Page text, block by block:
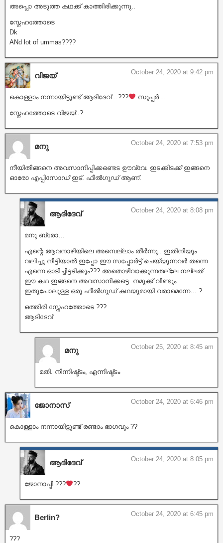
അപ്പൊ അടുത്ത കഥക്ക് കാത്തിരിക്കുന്നു..
സ്നേഹത്തോടെ
Dk
ANd lot of ummas????
വിജയ് October 24, 2020 at 9:42 pm
കൊള്ളാം നന്നായിട്ടുണ്ട് ആദിദേവ്…??? സൂപ്പർ…
സ്നേഹത്തോടെ വിജയ്..?
മനു October 24, 2020 at 7:53 pm
നീയിതിങ്ങനെ അവസാനിപ്പിക്കണ്ടെട ഊവ്വേ. ഇടക്കിടക്ക് ഇങ്ങനെ
ഓരോ എപ്പിസോഡ് ഇട്. ഫീല്‍ഗുഡ് ആണ്.
ആദിദേവ് October 24, 2020 at 8:08 pm
മനു ബ്രോ…
എന്റെ ആവനാഴിയിലെ അമ്പെല്ലാം തീർന്നു.. ഇതിനിയും
വലിച്ചു നീട്ടിയാൽ ഇപ്പോ ഈ സപ്പോർട്ട് ചെയ്യുന്നവർ തന്നെ
എന്നെ ഓടിച്ചിട്ടടിക്കും??? അതൊഴിവാക്കുന്നതല്ലേ നല്ലത്.
ഈ കഥ ഇങ്ങനെ അവസാനിക്കട്ടെ. നമുക്ക് വീണ്ടും
ഇതുപോലുള്ള ഒരു ഫീൽഗുഡ് കഥയുമായി വരാമെന്നേ… ?
ഒത്തിരി സ്നേഹത്തോടെ ???
ആദിദേവ്
മനു October 25, 2020 at 8:45 am
മതി. നിന്നിഷ്ട്ടം, എന്നിഷ്ട്ടം
ജോനാസ് October 24, 2020 at 6:46 pm
കൊള്ളാം നന്നായിട്ടുണ്ട് രണ്ടാം ഭാഗവും ??
ആദിദേവ് October 24, 2020 at 8:05 pm
ജോനാപ്പീ ??? ??
Berlin? October 24, 2020 at 6:45 pm
???